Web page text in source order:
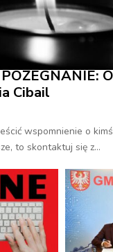
Cibail
wspomnienie o
to skontaktuj się z...